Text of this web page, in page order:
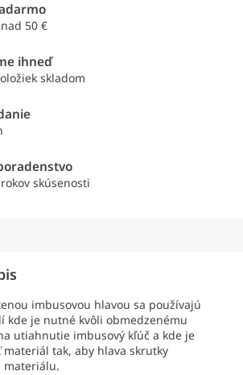
50 €
ihneď
skladom
skúsenosti
imbusovou hlavou sa používajú
kde je nutné kvôli obmedzenému
utiahnutie imbusový kľúč a kde je
tak, aby hlava skrutky
materiálu.